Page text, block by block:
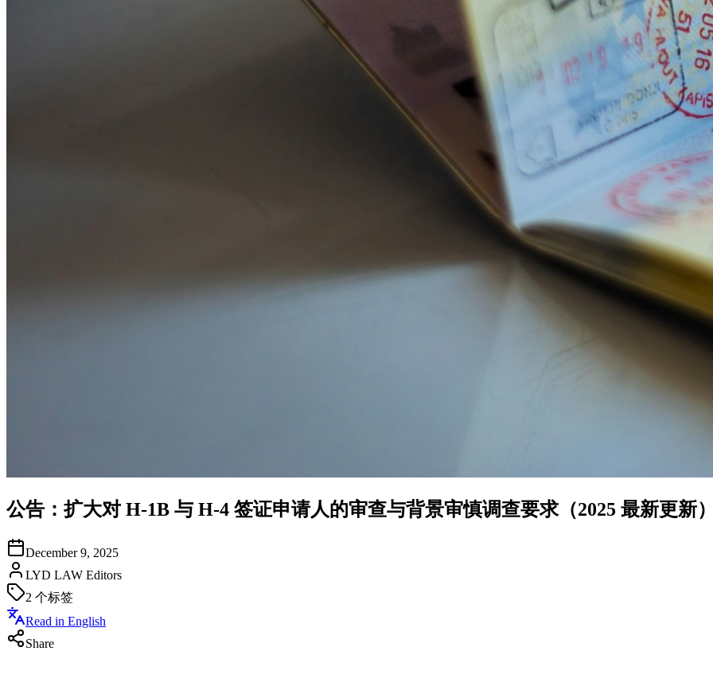
公告：扩大对 H-1B 与 H-4 签证申请人的审查与背景审慎调查要求（2025 最新更新
December 9, 2025
LYD LAW Editors
2 个标签
Read in English
Share